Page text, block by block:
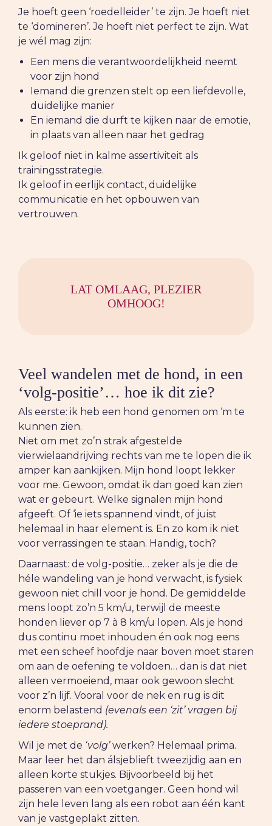
Je hoeft geen ‘roedelleider’ te zijn. Je hoeft niet
te ‘domineren’. Je hoeft niet perfect te zijn. Wat
je wél mag zijn:
Een mens die verantwoordelijkheid neemt
voor zijn hond
Iemand die grenzen stelt op een liefdevolle,
duidelijke manier
En iemand die durft te kijken naar de emotie,
in plaats van alleen naar het gedrag
Ik geloof niet in kalme assertiviteit als
trainingsstrategie.
Ik geloof in eerlijk contact, duidelijke
communicatie en het opbouwen van
vertrouwen.
LAT OMLAAG, PLEZIER
OMHOOG!
Veel wandelen met de hond, in een
‘volg-positie’… hoe ik dit zie?
Als eerste: ik heb een hond genomen om ‘m te
kunnen zien.
Niet om met zo’n strak afgestelde
vierwielaandrijving rechts van me te lopen die ik
amper kan aankijken. Mijn hond loopt lekker
voor me. Gewoon, omdat ik dan goed kan zien
wat er gebeurt. Welke signalen mijn hond
afgeeft. Of ‘ie iets spannend vindt, of juist
helemaal in haar element is. En zo kom ik niet
voor verrassingen te staan. Handig, toch?
Daarnaast: de volg-positie… zeker als je die de
héle wandeling van je hond verwacht, is fysiek
gewoon niet chill voor je hond. De gemiddelde
mens loopt zo’n 5 km/u, terwijl de meeste
honden liever op 7 à 8 km/u lopen. Als je hond
dus continu moet inhouden én ook nog eens
met een scheef hoofdje naar boven moet staren
om aan de oefening te voldoen… dan is dat niet
alleen vermoeiend, maar ook gewoon slecht
voor z’n lijf. Vooral voor de nek en rug is dit
enorm belastend (evenals een ‘zit’ vragen bij
iedere stoeprand).
Wil je met de ‘volg’werken? Helemaal prima.
Maar leer het dan álsjeblieft tweezijdig aan en
alleen korte stukjes. Bijvoorbeeld bij het
passeren van een voetganger. Geen hond wil
zijn hele leven lang als een robot aan één kant
van je vastgeplakt zitten.